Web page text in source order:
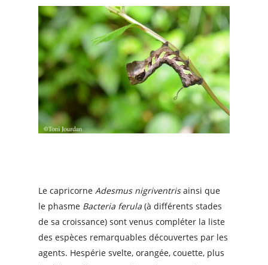
Le capricorne Adesmus nigriventrisainsi que
le phasme Bacteria ferula (à différents stades
de sa croissance) sont venus compléter la liste
des espèces remarquables découvertes par les
agents. Hespérie svelte, orangée, couette, plus